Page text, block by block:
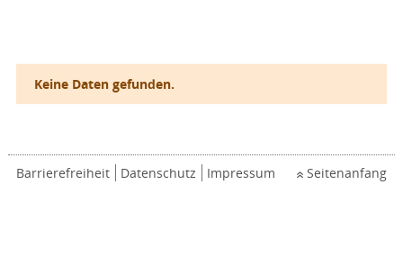
Keine Daten gefunden.
Barrierefreiheit Datenschutz Impressum Seitenanfang